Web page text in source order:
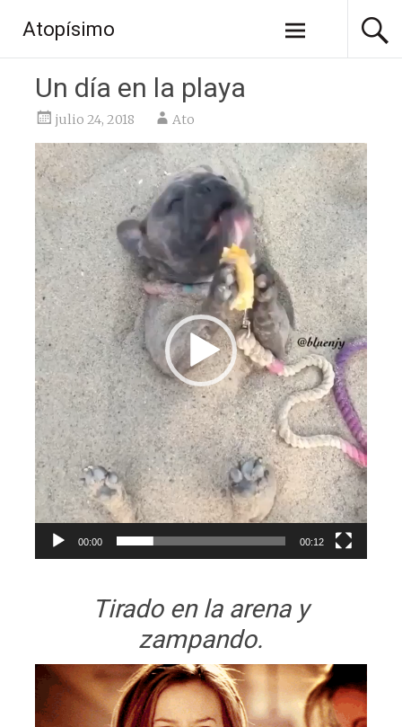
contenido
Atopísimo
Un día en la playa
julio 24, 2018 Ato
Reproductor
de
vídeo
00:00 00:12
Tirado en la arena y
zampando.